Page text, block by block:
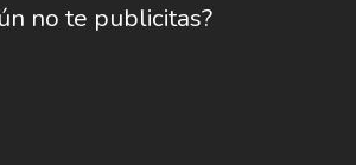
no te publicitas?